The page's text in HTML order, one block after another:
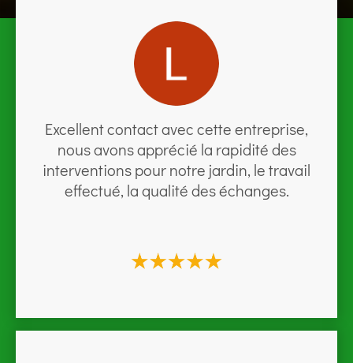
Excellent contact avec cette entreprise,
nous avons apprécié la rapidité des
interventions pour notre jardin, le travail
effectué, la qualité des échanges.